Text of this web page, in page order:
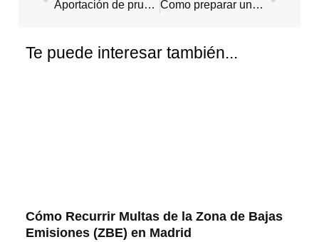
Aportación de prueba al proceso penal Como preparar un juicio penal
Te puede interesar también...
Cómo Recurrir Multas de la Zona de Bajas
Emisiones (ZBE) en Madrid